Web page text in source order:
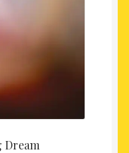
Dream